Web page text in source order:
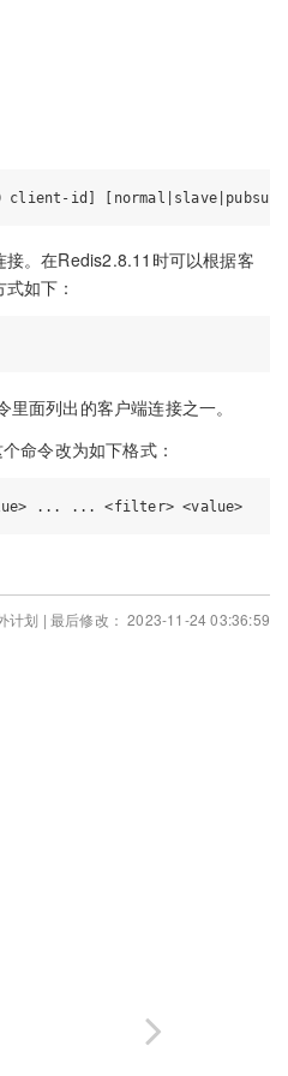
。在Redis2.8.11时可以根据客
如下：
面列出的客户端连接之一。
命令改为如下格式：
计划 | 最后修改： 2023-11-24 03:36:59